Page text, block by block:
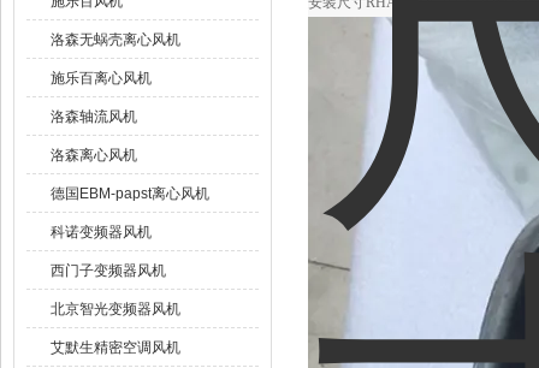
洛森无蜗壳离心风机
施乐百离心风机
洛森轴流风机
洛森离心风机
德国EBM-papst离心风机
科诺变频器风机
西门子变频器风机
北京智光变频器风机
艾默生精密空调风机